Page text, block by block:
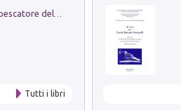
Klose dell'altro mondo. Miro il pescatore del goal
Tutti i libri